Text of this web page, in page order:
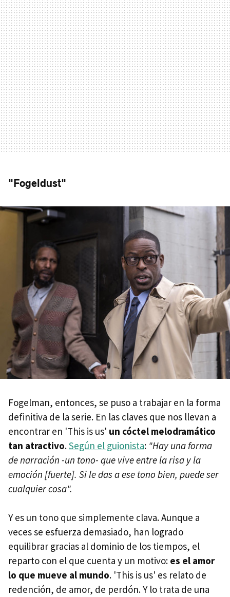
"Fogeldust"
Fogelman, entonces, se puso a trabajar en la forma
definitiva de la serie. En las claves que nos llevan a
encontrar en 'This is us' un cóctel melodramático
tan atractivo.Según el guionista: "Hay una forma
de narración -un tono- que vive entre la risa y la
emoción [fuerte]. Si le das a ese tono bien, puede ser
cualquier cosa".
Y es un tono que simplemente clava. Aunque a
veces se esfuerza demasiado, han logrado
equilibrar gracias al dominio de los tiempos, el
reparto con el que cuenta y un motivo: es el amor
lo que mueve al mundo. 'This is us' es relato de
redención, de amor, de perdón. Y lo trata de una